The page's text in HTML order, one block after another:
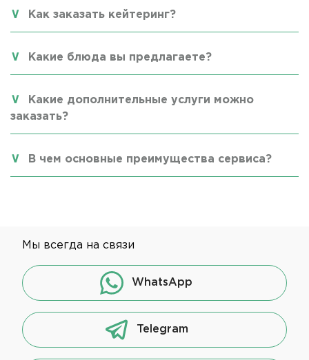
Как заказать кейтеринг?
Какие блюда вы предлагаете?
Какие дополнительные услуги можно
заказать?
В чем основные преимущества сервиса?
Мы всегда на связи
WhatsApp
Telegram